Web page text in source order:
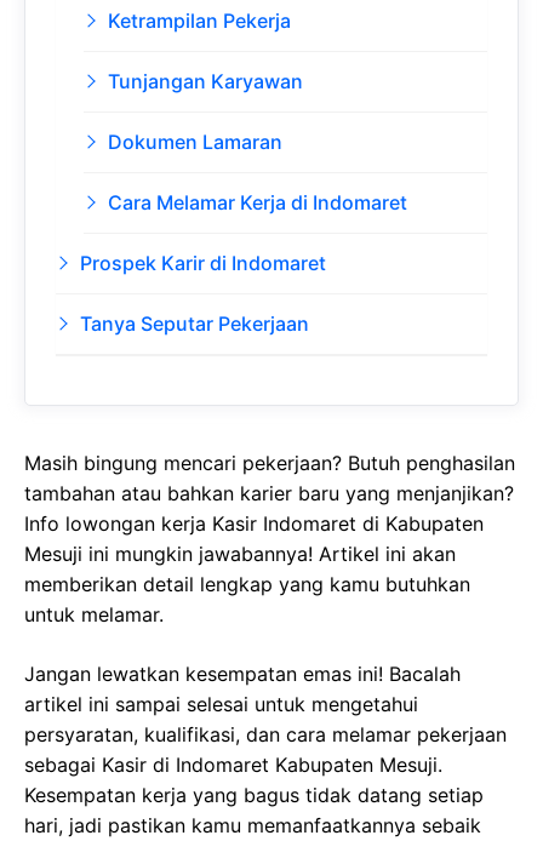
Ketrampilan Pekerja
Tunjangan Karyawan
Dokumen Lamaran
Cara Melamar Kerja di Indomaret
Prospek Karir di Indomaret
Tanya Seputar Pekerjaan
Masih bingung mencari pekerjaan? Butuh penghasilan
tambahan atau bahkan karier baru yang menjanjikan?
Info lowongan kerja Kasir Indomaret di Kabupaten
Mesuji ini mungkin jawabannya! Artikel ini akan
memberikan detail lengkap yang kamu butuhkan
untuk melamar.
Jangan lewatkan kesempatan emas ini! Bacalah
artikel ini sampai selesai untuk mengetahui
persyaratan, kualifikasi, dan cara melamar pekerjaan
sebagai Kasir di Indomaret Kabupaten Mesuji.
Kesempatan kerja yang bagus tidak datang setiap
hari, jadi pastikan kamu memanfaatkannya sebaik